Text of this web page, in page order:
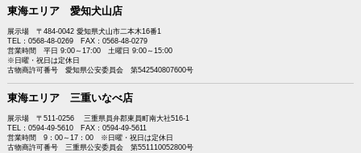
東海エリア 愛知犬山店
展示場 〒484-0042 愛知県犬山市二本木16番1
TEL：0568-48-0269 FAX：0568-48-0279
営業時間 平日 9:00～17:00 土曜日 9:00～15:00
※日曜・祝日は定休日
古物商許可番号 愛知県公安委員会 第542540807600号
東海エリア 三重いなべ店
展示場 〒511-0256 三重県員弁郡東員町南大社516-1
TEL：0594-49-5610 FAX：0594-49-5611
営業時間 9：00～17：00 ※日曜・祝日は定休日
古物商許可番号 三重県公安委員会 第551110052800号